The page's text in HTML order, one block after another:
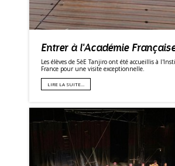
Entrer à l'Académie
Les élèves de 5èE Tanjiro ont été accueillis à
France pour une visite exceptionnelle.
LIRE LA SUITE…